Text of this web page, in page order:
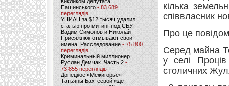
Пашинського- 83 689
переглядів
УНИАН за $12 тысяч удалил
статью про митинг под СБУ.
Вадим Симонов и Николай
Присяжнюк отмывают свои
имена. Расследование - 75 800
переглядів
Криминальный миллионер
Руслан Демчак. Часть 2-
73 855 переглядів
Донецкое «Межигорье»
Татьяны Бахтеевой ждет
кілька
співвласник
Про це
Серед майна
у селі
столичних